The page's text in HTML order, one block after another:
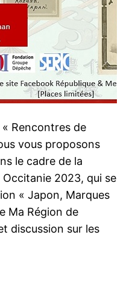
« Rencontres de
vous proposons
le cadre de la
2023, qui se
« Japon, Marques
Ma Région de
discussion sur les